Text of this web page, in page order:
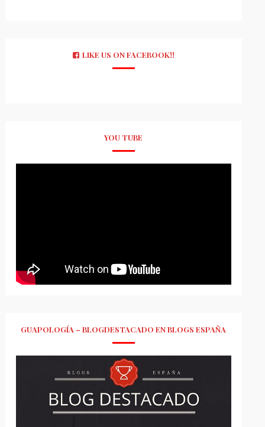
LIKE US ON FACEBOOK!!
YOU TUBE
GUAPOLOGÍA – BLOGDESTACADO EN BLOGS ESPAÑA